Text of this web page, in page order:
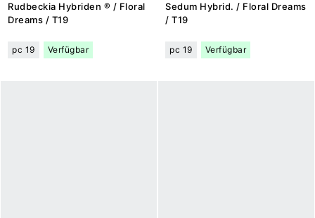
Rudbeckia Hybriden ® / Floral
Dreams / T19
pc 19 Verfügbar
Sedum Hybrid. / Floral Dreams
/ T19
pc 19 Verfügbar